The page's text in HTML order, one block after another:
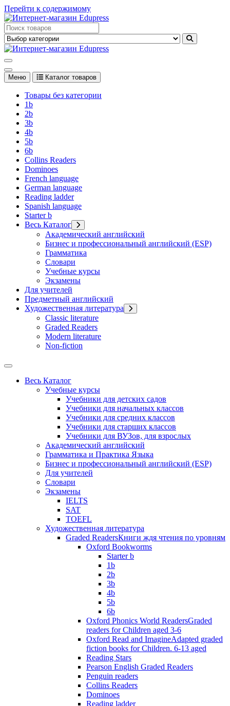
Перейти к содержимому
Edupress Uzbekistan, Edupress Узбекистан, книги, учебники на
английском языке
английском языке
Меню Каталог товаров
Товары без категории
1b
2b
3b
4b
5b
6b
Collins Readers
Dominoes
French language
German language
Reading ladder
Spanish language
Starter b
Весь Каталог
Академический английский
Бизнес и профессиональный английский (ESP)
Грамматика
Словари
Учебные курсы
Экзамены
Для учителей
Предметный английский
Художественная литература
Classic literature
Graded Readers
Modern literature
Non-fiction
Весь Каталог
Учебные курсы
Учебники для детских садов
Учебники для начальных классов
Учебники для средних классов
Учебники для старших классов
Учебники для ВУЗов, для взрослых
Академический английский
Грамматика и Практика Языка
Бизнес и профессиональный английский (ESP)
Для учителей
Словари
Экзамены
IELTS
SAT
TOEFL
Художественная литература
Graded ReadersКниги ждя чтения по уровням
Oxford Bookworms
Starter b
1b
2b
3b
4b
5b
6b
Oxford Phonics World ReadersGraded
readers for Children aged 3-6
Oxford Read and ImagineAdapted graded
fiction books for Children. 6-13 aged
Reading Stars
Pearson English Graded Readers
Penguin readers
Collins Readers
Dominoes
Reading ladder